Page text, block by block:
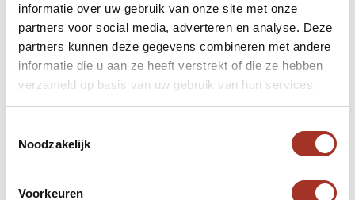
informatie over uw gebruik van onze site met onze
partners voor social media, adverteren en analyse. Deze
partners kunnen deze gegevens combineren met andere
informatie die u aan ze heeft verstrekt of die ze hebben
verzameld op basis van uw gebruik van hun services.
Noodzakelijk
Voorkeuren
Wadi Rum
De Wadi Rum is een woestijn van ongeveer 720
vierkante kilometer. Het is een uitgestrekt gebied
en wordt afgewisseld met ruige rotsen aan alle
kanten. Hierdoor heeft de Wadi Rum woestijn een
uniek uiterlijk in de wereld en is het alsof u over de
uitvoeren waaronder een woestijnsafari,